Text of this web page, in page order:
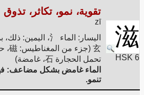
滋
HSK 6
تقوية، نمو، تكاثر، تذوق
zī
تحمل الحجارة 石، غامضة)
الماء غامض بشكل مضاعف:
تنمو.